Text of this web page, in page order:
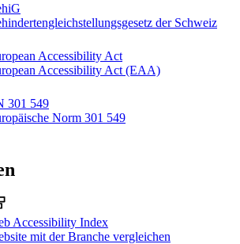
der Schweiz
Accessibility Act
Accessibility Act (EAA)
301 549
Norm 301 549
Accessibility Index
mit der Branche vergleichen